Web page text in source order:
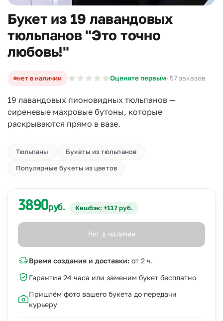
Букет из 19 лавандовых
тюльпанов "Это точно
любовь!"
нет в наличии Оцените первым· 57 заказов
19 лавандовых пионовидных тюльпанов —
сиреневые махровые бутоны, которые
раскрываются прямо в вазе.
Тюльпаны Букеты из тюльпанов
Популярные букеты из цветов
3890руб. Кешбэк: +117 руб.
Нет в наличии
Время создания и доставки: от 2 ч.
Гарантия 24 часа или заменим букет бесплатно
Пришлём фото вашего букета до передачи
курьеру